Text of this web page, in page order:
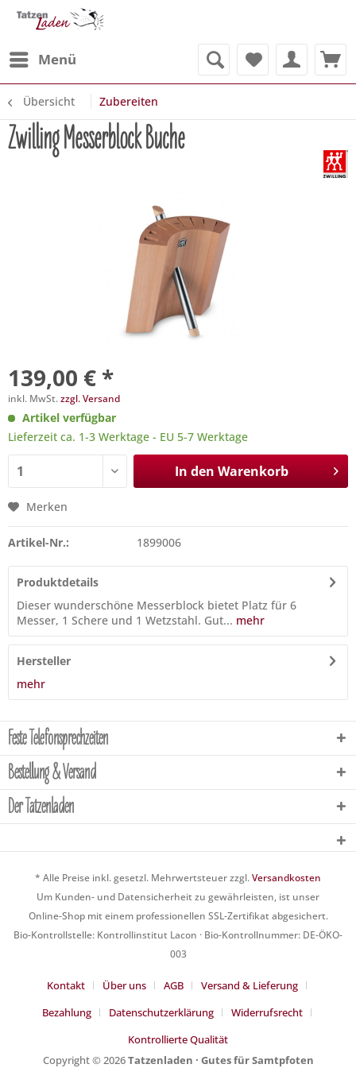
Menü
Übersicht Zubereiten
Zwilling Messerblock Buche
139,00 € *
inkl. MwSt.zzgl. Versand
Artikel verfügbar
Lieferzeit ca. 1-3 Werktage - EU 5-7 Werktage
In den Warenkorb
Merken
Artikel-Nr.: 1899006
Produktdetails
Dieser wunderschöne Messerblock bietet Platz für 6
Messer, 1 Schere und 1 Wetzstahl. Gut... mehr
Hersteller
mehr
Feste Telefonsprechzeiten
Bestellung & Versand
Der Tatzenladen
* Alle Preise inkl. gesetzl. Mehrwertsteuer zzgl.Versandkosten
Um Kunden- und Datensicherheit zu gewährleisten, ist unser
Online-Shop mit einem professionellen SSL-Zertifikat abgesichert.
Bio-Kontrollstelle: Kontrollinstitut Lacon · Bio-Kontrollnummer: DE-ÖKO-
003
Kontakt Über uns AGB
Versand & Lieferung
Bezahlung
Datenschutzerklärung
Widerrufsrecht
Kontrollierte Qualität
Copyright © 2026Tatzenladen · Gutes für Samtpfoten